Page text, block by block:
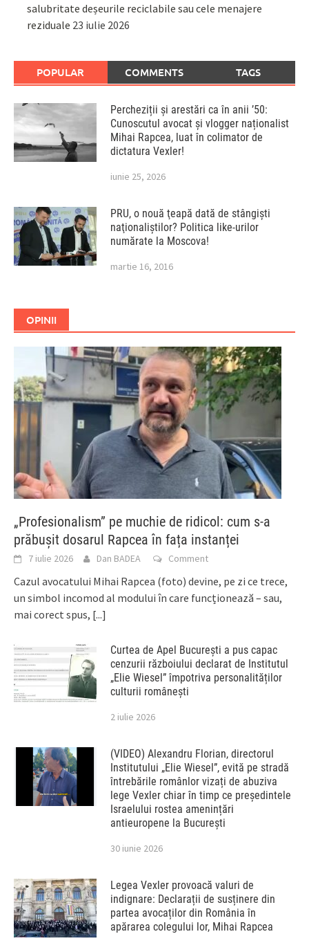
salubritate deșeurile reciclabile sau cele menajere
reziduale 23 iulie 2026
POPULAR COMMENTS TAGS
Percheziții și arestări ca în anii ’50:
Cunoscutul avocat și vlogger naționalist
Mihai Rapcea, luat în colimator de
dictatura Vexler!
iunie 25, 2026
PRU, o nouă ţeapă dată de stângişti
naţionaliştilor? Politica like-urilor
numărate la Moscova!
martie 16, 2016
OPINII
„Profesionalism” pe muchie de ridicol: cum s-a
prăbușit dosarul Rapcea în fața instanței
7 iulie 2026 Dan BADEA Comment
Cazul avocatului Mihai Rapcea (foto) devine, pe zi ce trece,
un simbol incomod al modului în care funcționează – sau,
mai corect spus, [...]
Curtea de Apel București a pus capac
cenzurii războiului declarat de Institutul
„Elie Wiesel” împotriva personalităților
culturii românești
2 iulie 2026
(VIDEO) Alexandru Florian, directorul
Institutului „Elie Wiesel”, evită pe stradă
întrebările românlor vizați de abuziva
lege Vexler chiar în timp ce președintele
Israelului rostea amenințări
antieuropene la București
30 iunie 2026
Legea Vexler provoacă valuri de
indignare: Declarații de susținere din
partea avocaților din România în
apărarea colegului lor, Mihai Rapcea